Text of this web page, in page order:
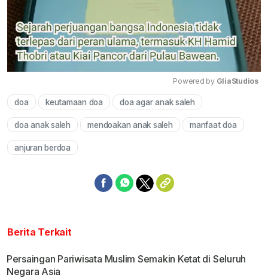
Powered by GliaStudios
doa keutamaan doa doa agar anak saleh
doa anak saleh mendoakan anak saleh manfaat doa
anjuran berdoa
Berita Terkait
Persaingan Pariwisata Muslim Semakin Ketat di Seluruh
Negara Asia